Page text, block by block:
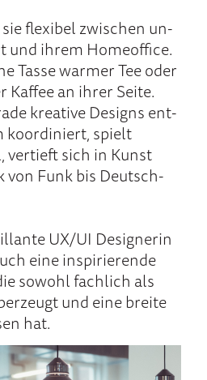
flexi­bel zwischen un­
und ihrem Home­office.
Tas­se war­mer Tee oder
Kaffee an ih­rer Sei­te.
krea­tive De­signs ent­
ko­ordi­niert, spielt
ver­tieft sich in Kunst
von Funk bis Deutsch­
UX/UI Designe­rin
ei­ne inspi­rieren­de
so­wohl fach­lich als
und ei­ne brei­te
hat.